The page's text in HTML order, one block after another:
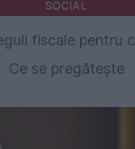
SOCIAL
fiscale pentru
Ce se pregătește